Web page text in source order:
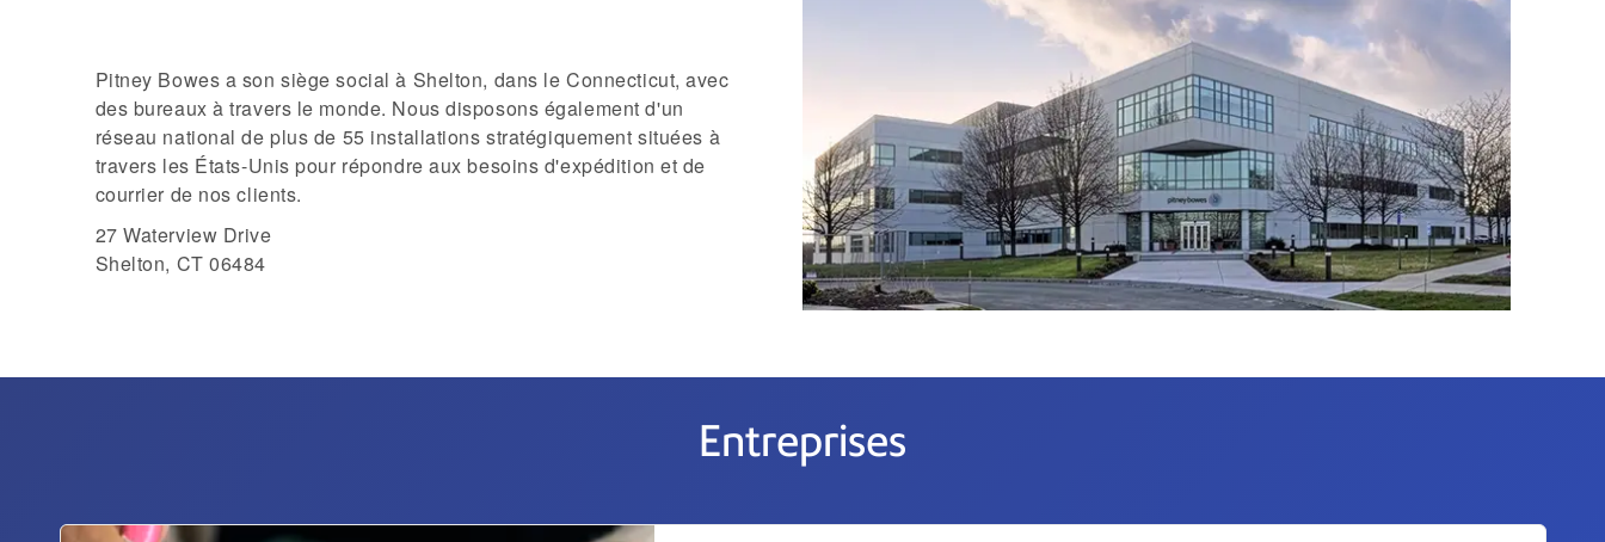
Pitney Bowes a son siège social à Shelton, dans le Connecticut, avec
des bureaux à travers le monde. Nous disposons également d'un
réseau national de plus de 55 installations stratégiquement situées à
travers les États-Unis pour répondre aux besoins d'expédition et de
courrier de nos clients.
27 Waterview Drive
Shelton, CT 06484
Entreprises